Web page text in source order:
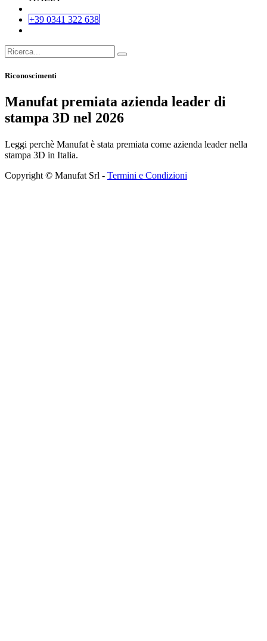
+39 0341 322 638
Riconoscimenti
Manufat premiata azienda leader di
stampa 3D nel 2026
Leggi perchè Manufat è stata premiata come azienda leader nella
stampa 3D in Italia.
Copyright © Manufat Srl - Termini e Condizioni